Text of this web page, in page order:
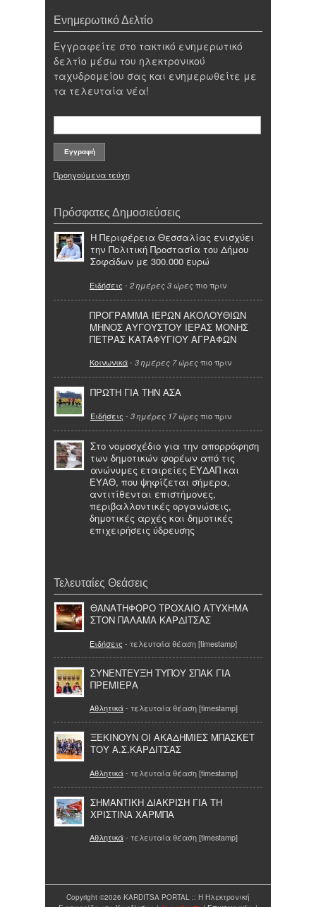
Ενημερωτικό Δελτίο
Εγγραφείτε στο τακτικό ενημερωτικό
δελτίο μέσω του ηλεκτρονικού
ταχυδρομείου σας και ενημερωθείτε με
τα τελευταία νέα!
Προηγούμενα τεύχη
Πρόσφατες Δημοσιεύσεις
Η Περιφέρεια Θεσσαλίας ενισχύει
την Πολιτική Προστασία του Δήμου
Σοφάδων με 300.000 ευρώ
Ειδήσεις - 2 ημέρες 3 ώρες πιο πριν
ΠΡΟΓΡΑΜΜΑ ΙΕΡΩΝ ΑΚΟΛΟΥΘΙΩΝ
ΜΗΝΟΣ ΑΥΓΟΥΣΤΟΥ ΙΕΡΑΣ ΜΟΝΗΣ
ΠΕΤΡΑΣ ΚΑΤΑΦΥΓΙΟΥ ΑΓΡΑΦΩΝ
Κοινωνικά- 3 ημέρες 7 ώρες πιο πριν
ΠΡΩΤΗ ΓΙΑ ΤΗΝ ΑΣΑ
Ειδήσεις - 3 ημέρες 17 ώρες πιο πριν
Στο νομοσχέδιο για την απορρόφηση
των δημοτικών φορέων από τις
ανώνυμες εταιρείες ΕΥΔΑΠ και
ΕΥΑΘ, που ψηφίζεται σήμερα,
αντιτίθενται επιστήμονες,
περιβαλλοντικές οργανώσεις,
δημοτικές αρχές και δημοτικές
επιχειρήσεις ύδρευσης
Τελευταίες Θεάσεις
ΘΑΝΑΤΗΦΟΡΟ ΤΡΟΧΑΙΟ ΑΤΥΧΗΜΑ
ΣΤΟΝ ΠΑΛΑΜΑ ΚΑΡΔΙΤΣΑΣ
Ειδήσεις - τελευταία θέαση [timestamp]
ΣΥΝΕΝΤΕΥΞΗ ΤΥΠΟΥ ΣΠΑΚ ΓΙΑ
ΠΡΕΜΙΕΡΑ
Αθλητικά- τελευταία θέαση [timestamp]
ΞΕΚΙΝΟΥΝ ΟΙ ΑΚΑΔΗΜΙΕΣ ΜΠΑΣΚΕΤ
ΤΟΥ Α.Σ.ΚΑΡΔΙΤΣΑΣ
Αθλητικά- τελευταία θέαση [timestamp]
ΣΗΜΑΝΤΙΚΗ ΔΙΑΚΡΙΣΗ ΓΙΑ ΤΗ
ΧΡΙΣΤΙΝΑ ΧΑΡΜΠΑ
Αθλητικά- τελευταία θέαση [timestamp]
Copyright ©2026 KARDITSA PORTAL :: Η Ηλεκτρονική